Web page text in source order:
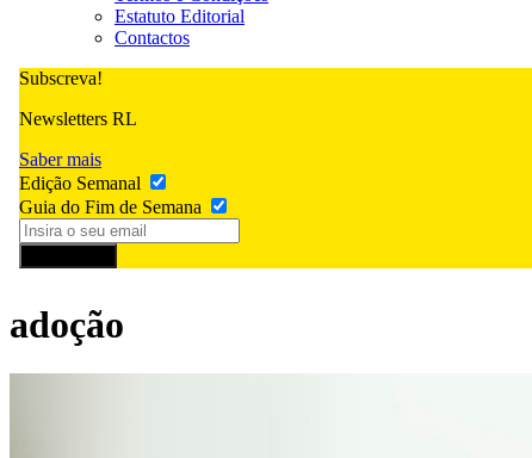
Estatuto Editorial
Contactos
Subscreva!
Newsletters RL
Saber mais
Edição Semanal
Guia do Fim de Semana
adoção